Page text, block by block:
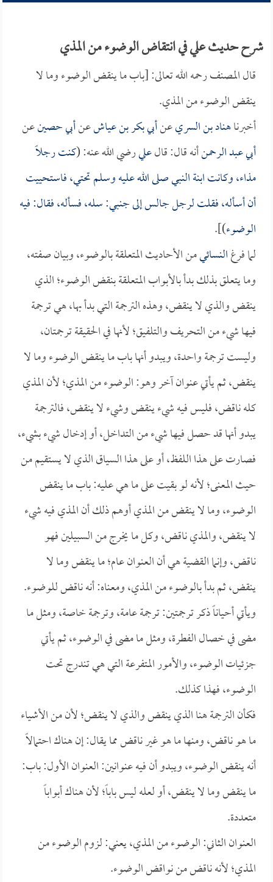
شرح حديث علي في انتقاض الوضوء من المذي
قال المصنف رحمه الله تعالى: [باب ما ينقض الوضوء وما لا
ينقض الوضوء من المذي.
أخبرناهناد بن السريعنأبي بكر بن عياشعنأبي حصينعن
أبي عبد الرحمنأنه قال: قالعليرضي الله عنه: (كنت رجلاً
مذاء، وكانت ابنة النبي صلى الله عليه وسلم تحتي، فاستحييت
أن أسأله، فقلت لرجل جالس إلى جنبي: سله، فسأله، فقال: فيه
الوضوء)].
لما فرغالنسائيمن الأحاديث المتعلقة بالوضوء، وبيان صفته،
وما يتعلق بذلك بدأ بالأبواب المتعلقة بنقض الوضوء؛ الذي
ينقض والذي لا ينقض، وهذه الترجمة التي بدأ بها، هي ترجمة
فيها شيء من التحريف والتلفيق؛ لأنها في الحقيقة ترجمتان،
وليست ترجمة واحدة، ويبدو أنها باب ما ينقض الوضوء وما لا
ينقض، ثم يأتي عنوان آخر وهو: الوضوء من المذي؛ لأن المذي
كله ناقض، فليس فيه شيء ينقض وشيء لا ينقض، فالترجمة
يبدو أنها قد حصل فيها شيء من التداخل، أو إدخال شيء بشيء،
فصارت على هذا اللفظ، أو على هذا السياق الذي لا يستقيم من
حيث المعنى؛ لأنه لو بقيت على ما هي عليه: باب ما ينقض
الوضوء، وما لا ينقض من المذي أوهم ذلك أن المذي فيه شيء
لا ينقض، والمذي ناقض، وكل ما يخرج من السبيلين فهو
ناقض، وإنما القضية هي أن العنوان عام؛ ما ينقض وما لا
ينقض، ثم بدأ بالوضوء من المذي، ومعناه: أنه ناقض للوضوء.
ويأتي أحياناً ذكر ترجمتين: ترجمة عامة، وترجمة خاصة، ومثل ما
مضى في خصال الفطرة، ومثل ما مضى في الوضوء، ثم يأتي
جزئيات الوضوء، والأمور المتفرعة التي هي تندرج تحت
الوضوء، فهذا كذلك.
فكأن الترجمة هنا الذي ينقض والذي لا ينقض؛ لأن من الأشياء
ما هو ناقض، ومنها ما هو غير ناقض مما يقال: إن هناك احتمالاً
أنه ينقض الوضوء، ويبدو أن فيه عنوانين: العنوان الأول: باب:
ما ينقض وما لا ينقض، أو لعله ليس باباً؛ لأن هناك أبواباً
متعددة.
العنوان الثاني: الوضوء من المذي، يعني: لزوم الوضوء من
المذي؛ لأنه ناقض من نواقض الوضوء.